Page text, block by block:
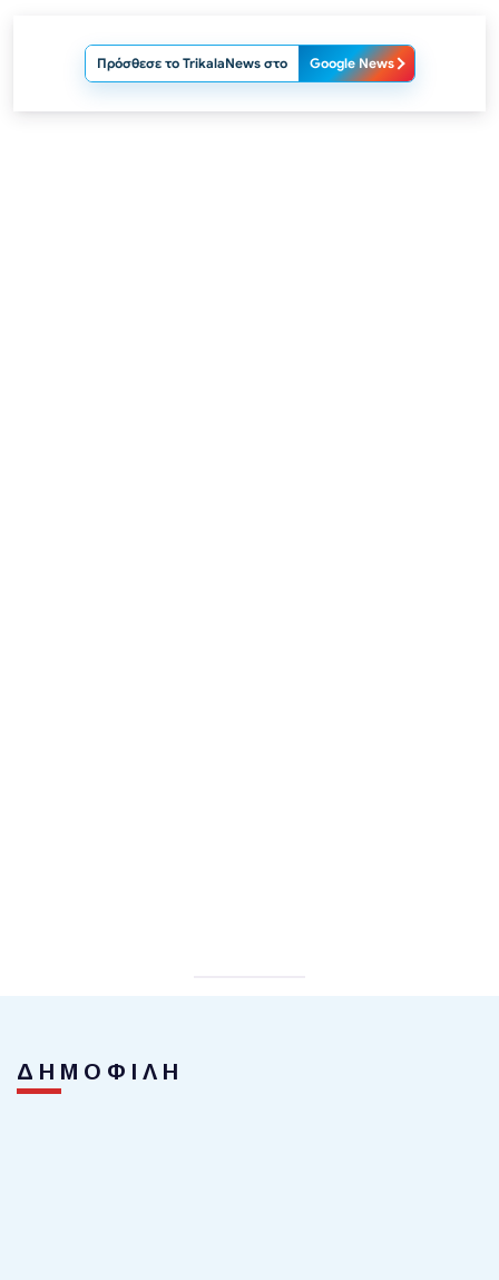
Πρόσθεσε το TrikalaNews στο Google News
ΔΗΜΟΦΙΛΗ